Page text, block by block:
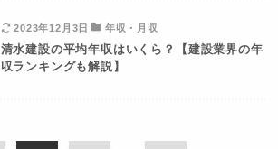
2023年12月3日 年収・月収
清水建設の平均年収はいくら？【建設業界の年
収ランキングも解説】